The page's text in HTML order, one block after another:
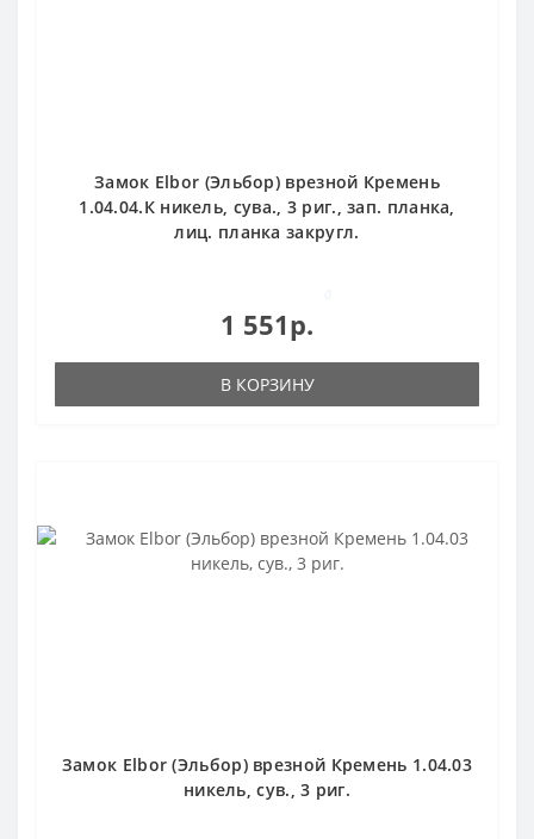
Замок Elbor (Эльбор) врезной Кремень
1.04.04.К никель, сува., 3 риг., зап. планка,
лиц. планка закругл.
1 551р.
В КОРЗИНУ
Замок Elbor (Эльбор) врезной Кремень 1.04.03
никель, сув., 3 риг.